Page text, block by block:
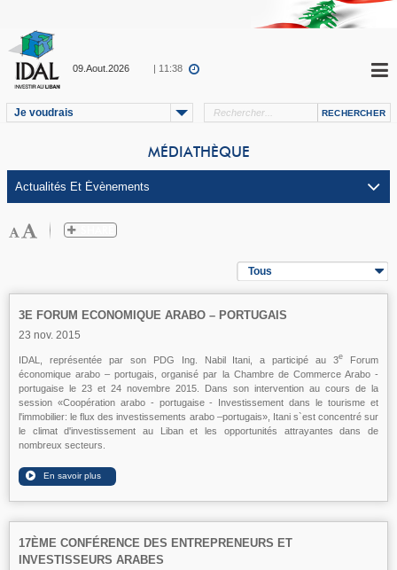
09.Aout.2026 | 11:38
Je voudrais
MÉDIATHÈQUE
Tous
3E FORUM ECONOMIQUE ARABO – PORTUGAIS
23 nov. 2015
IDAL, représentée par son PDG Ing. Nabil Itani, a participé au 3e
Forum
économique arabo – portugais, organisé par la Chambre de Commerce Arabo -
portugaise le 23 et 24 novembre 2015. Dans son intervention au cours de la
session «Coopération arabo - portugaise - Investissement dans le tourisme et
l'immobilier: le flux des investissements arabo –portugais», Itani s`est concentré sur
le climat d'investissement au Liban et les opportunités attrayantes dans de
nombreux secteurs.
17ÈME CONFÉRENCE DES ENTREPRENEURS ET
INVESTISSEURS ARABES